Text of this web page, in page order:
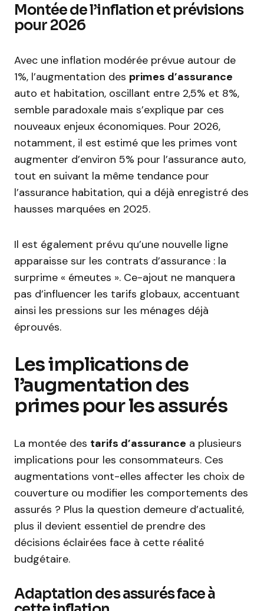
Montée de l’inflation et prévisions
pour 2026
Avec une inflation modérée prévue autour de
1%, l’augmentation des primes d’assurance
auto et habitation, oscillant entre 2,5% et 8%,
semble paradoxale mais s’explique par ces
nouveaux enjeux économiques. Pour 2026,
notamment, il est estimé que les primes vont
augmenter d’environ 5% pour l’assurance auto,
tout en suivant la même tendance pour
l’assurance habitation, qui a déjà enregistré des
hausses marquées en 2025.
Il est également prévu qu’une nouvelle ligne
apparaisse sur les contrats d’assurance : la
surprime « émeutes ». Ce-ajout ne manquera
pas d’influencer les tarifs globaux, accentuant
ainsi les pressions sur les ménages déjà
éprouvés.
Les implications de
l’augmentation des
primes pour les assurés
La montée des tarifs d’assurance a plusieurs
implications pour les consommateurs. Ces
augmentations vont-elles affecter les choix de
couverture ou modifier les comportements des
assurés ? Plus la question demeure d’actualité,
plus il devient essentiel de prendre des
décisions éclairées face à cette réalité
budgétaire.
Adaptation des assurés face à